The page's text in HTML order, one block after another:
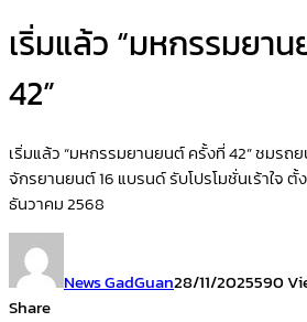
เริ่มแล้ว “มหกรรมยา
42”
เริ่มแล้ว “มหกรรมยานยนต์ ครั้งที่ 42” ชมร
จักรยานยนต์ 16 แบรนด์ รับโปรโมชั่นเร้าใจ
ธันวาคม 2568
News GadGuan28/11/2025590
Share